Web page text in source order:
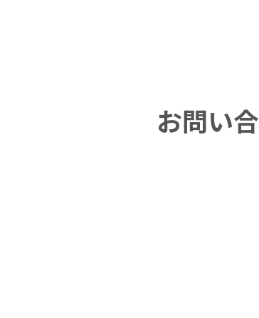
お問い合